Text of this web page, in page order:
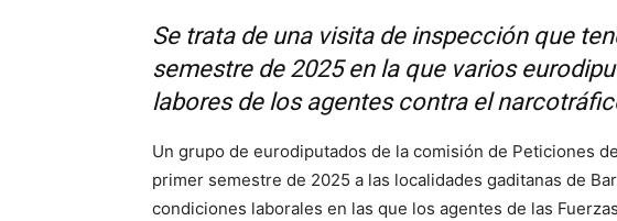
Se trata de una visita de inspección que
semestre de 2025 en la que varios
labores de los agentes contra el
Un grupo de eurodiputados de la comisión de Peticiones
primer semestre de 2025 a las localidades gaditanas de
condiciones laborales en las que los agentes de las